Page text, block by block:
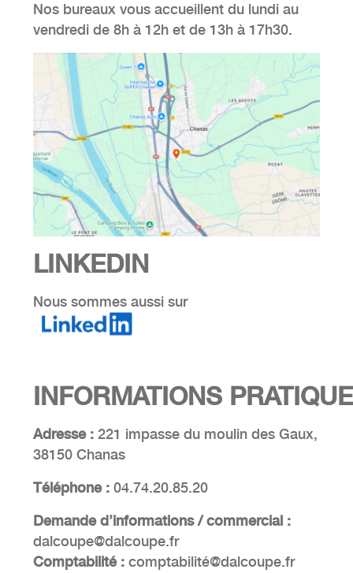
Nos bureaux vous accueillent du lundi au
vendredi de 8h à 12h et de 13h à 17h30.
LINKEDIN
Nous sommes aussi sur
INFORMATIONS
Adresse : 221 impasse du moulin des Gaux,
38150 Chanas
Téléphone : 04.74.20.85.20
Demande d’informations / commercial :
dalcoupe@dalcoupe.fr
Comptabilité : comptabilité@dalcoupe.fr